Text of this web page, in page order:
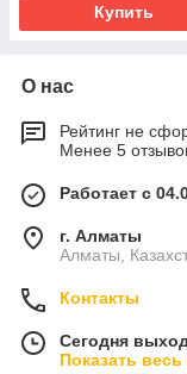
Купить
О нас
Рейтинг не
Менее 5
Работает с
г. Алматы
Алматы,
Контакты
Сегодня
Показать